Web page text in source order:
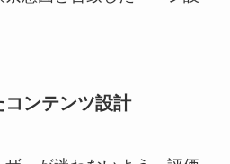
コンテンツ設計